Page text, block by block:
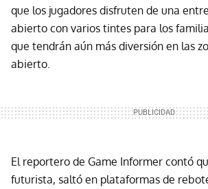
que los jugadores disfruten de una
abierto con varios tintes para los
que tendrán aún más diversión en las
abierto.
El reportero de Game Informer contó
futurista, saltó en plataformas de